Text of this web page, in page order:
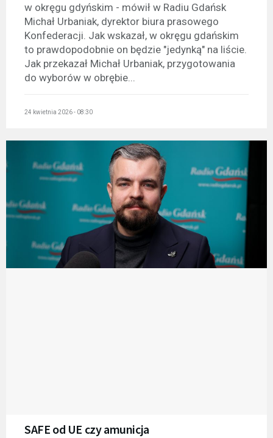
w okręgu gdyńskim - mówił w Radiu Gdańsk
Michał Urbaniak, dyrektor biura prasowego
Konfederacji. Jak wskazał, w okręgu gdańskim
to prawdopodobnie on będzie "jedynką" na liście.
Jak przekazał Michał Urbaniak, przygotowania
do wyborów w obrębie...
24 kwietnia 2026 - 08:30
SAFE od UE czy amunicja